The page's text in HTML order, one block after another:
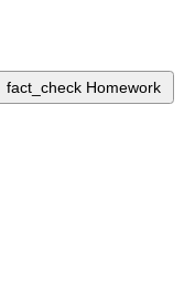
fact_check Homework